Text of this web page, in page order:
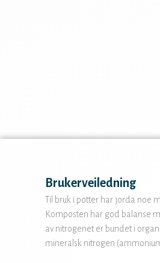
Brukerveiledning
Til bruk i potter har jorda noe
Komposten har god balanse
av nitrogenet er bundet i
mineralsk nitrogen